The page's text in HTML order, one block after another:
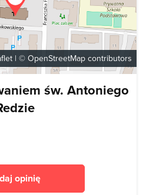
| © OpenStreetMap contributors
św. Antoniego
opinię